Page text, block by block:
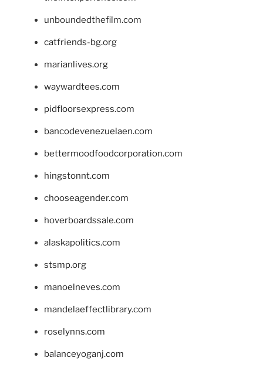
unboundedthefilm.com
catfriends-bg.org
marianlives.org
waywardtees.com
pidfloorsexpress.com
bancodevenezuelaen.com
bettermoodfoodcorporation.com
hingstonnt.com
chooseagender.com
hoverboardssale.com
alaskapolitics.com
stsmp.org
manoelneves.com
mandelaeffectlibrary.com
roselynns.com
balanceyoganj.com